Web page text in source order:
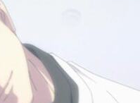
em que a fragilidade
tão presentes.
enredos para